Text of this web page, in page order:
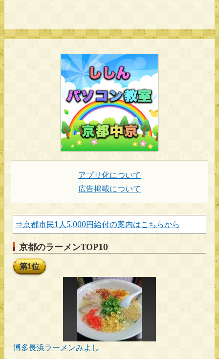
アプリ化について
広告掲載について
⇒京都市民1人5,000円給付の案内はこちらから
京都のラーメンTOP10
第1位
博多長浜ラーメンみよし